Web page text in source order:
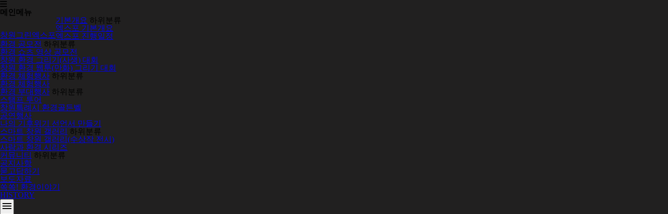
메인메뉴
창원그린엑스포
기본개요 하위분류
엑스포 기본개요
엑스포 진행일정
환경 공모전 하위분류
환경 쇼츠 영상 공모전
창원 환경 그리기(사생) 대회
창원 환경 웹툰(만화) 그리기 대회
환경 체험행사 하위분류
환경 체험행사
환경 부대행사 하위분류
스탬프 투어
창원특례시 환경골든벨
공연행사
나의 기후위기 선언서 만들기
스마트 창원 갤러리 하위분류
스마트 창원 갤러리(수상작 전시)
사람과 환경 시리즈
커뮤니티 하위분류
공지사항
묻고답하기
보도자료
쏙쏙! 환경이야기
HISTORY
menu